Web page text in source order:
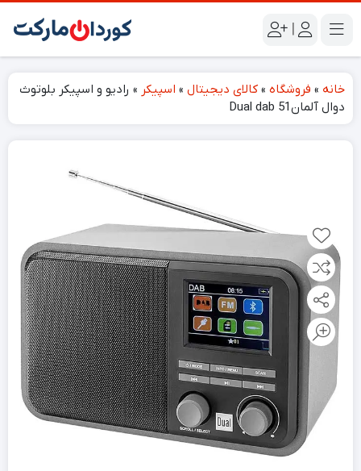
|
خانه » فروشگاه » کالای دیجیتال » اسپیکر » رادیو و اسپیکر بلوتوث
دوال آلمانDual dab 51